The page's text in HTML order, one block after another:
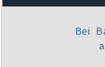
Bei